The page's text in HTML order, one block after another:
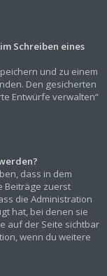
Schreiben eines
und zu einem
Den gesicherten
Entwürfe verwalten“
dass in dem
Beiträge zuerst
die Administration
hat, bei denen sie
auf der Seite sichtbar
wenn du weitere